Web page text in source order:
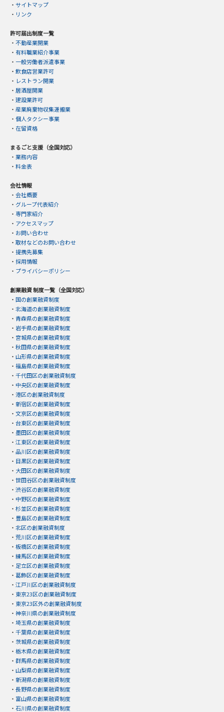
・ サイトマップ
・ リンク
許可届出制度一覧
・ 不動産業開業
・ 有料職業紹介事業
・ 一般労働者派遣事業
・ 飲食店営業許可
・ レストラン開業
・ 居酒屋開業
・ 建設業許可
・ 産業廃棄物収集運搬業
・ 個人タクシー事業
・ 在留資格
まるごと支援（全国対応）
・ 業務内容
・ 料金表
会社情報
・ 会社概要
・ グループ代表紹介
・ 専門家紹介
・ アクセスマップ
・ お問い合わせ
・ 取材などのお問い合わせ
・ 提携先募集
・ 採用情報
・ プライバシーポリシー
創業融資 制度一覧（全国対応）
・ 国の創業融資制度
・ 北海道の創業融資制度
・ 青森県の創業融資制度
・ 岩手県の創業融資制度
・ 宮城県の創業融資制度
・ 秋田県の創業融資制度
・ 山形県の創業融資制度
・ 福島県の創業融資制度
・ 千代田区の創業融資制度
・ 中央区の創業融資制度
・ 港区の創業融資制度
・ 新宿区の創業融資制度
・ 文京区の創業融資制度
・ 台東区の創業融資制度
・ 墨田区の創業融資制度
・ 江東区の創業融資制度
・ 品川区の創業融資制度
・ 目黒区の創業融資制度
・ 大田区の創業融資制度
・ 世田谷区の創業融資制度
・ 渋谷区の創業融資制度
・ 中野区の創業融資制度
・ 杉並区の創業融資制度
・ 豊島区の創業融資制度
・ 北区の創業融資制度
・ 荒川区の創業融資制度
・ 板橋区の創業融資制度
・ 練馬区の創業融資制度
・ 足立区の創業融資制度
・ 葛飾区の創業融資制度
・ 江戸川区の創業融資制度
・ 東京23区の創業融資制度
・ 東京23区外の創業融資制度
・ 神奈川県の創業融資制度
・ 埼玉県の創業融資制度
・ 千葉県の創業融資制度
・ 茨城県の創業融資制度
・ 栃木県の創業融資制度
・ 群馬県の創業融資制度
・ 山梨県の創業融資制度
・ 新潟県の創業融資制度
・ 長野県の創業融資制度
・ 富山県の創業融資制度
・ 石川県の創業融資制度